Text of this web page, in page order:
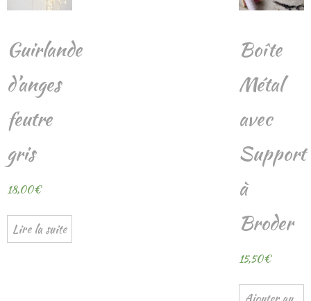
Guirlande
d’anges
feutre
gris
18,00€
Lire la suite
Boîte
Métal
avec
Support
à
Broder
15,50€